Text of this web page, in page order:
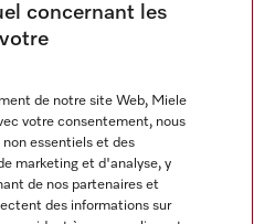
concernant les
de notre site Web, Miele
votre consentement, nous
essentiels et des
marketing et d'analyse, y
de nos partenaires et
des informations sur